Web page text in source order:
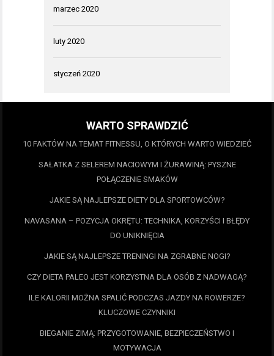
marzec 2020
luty 2020
styczeń 2020
WARTO SPRAWDZIĆ
10 FAKTÓW NA TEMAT FITNESSU, O KTÓRYCH WARTO WIEDZIEĆ
SAŁATKA Z SELEREM NACIOWYM I ŻURAWINĄ: PYSZNE
POŁĄCZENIE SMAKÓW
JAKIE SĄ NAJLEPSZE DIETY DLA SPORTOWCÓW?
NAVASANA – POZYCJA OKRĘTU: TECHNIKA, KORZYŚCI I BŁĘDY
DO UNIKNIĘCIA
JAKIE SĄ NAJLEPSZE TRENINGI NA ZGRABNE NOGI?
CZY DIETA PALEO JEST KORZYSTNA DLA OSÓB Z NADWAGĄ?
ILE KALORII MOŻNA SPALIĆ PODCZAS JAZDY NA ROWERZE?
KLUCZOWE CZYNNIKI
BIEGANIE ZIMĄ: PRZYGOTOWANIE, BEZPIECZEŃSTWO I
MOTYWACJA